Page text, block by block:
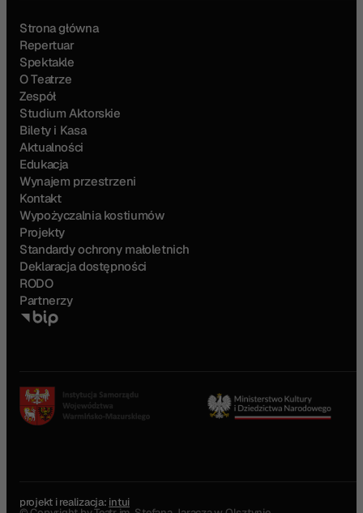
Strona główna
Repertuar
Spektakle
O Teatrze
Zespół
Studium Aktorskie
Bilety i Kasa
Aktualności
Edukacja
Wynajem przestrzeni
Kontakt
Wypożyczalnia kostiumów
Projekty
Standardy ochrony małoletnich
Deklaracja dostępności
RODO
Partnerzy
projekt i realizacja: intui